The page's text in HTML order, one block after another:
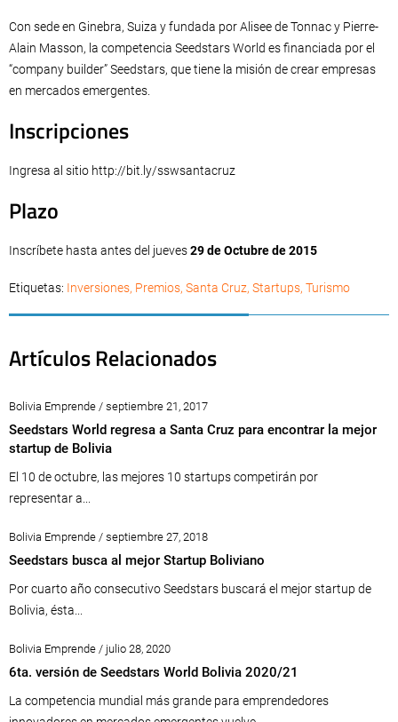
Con sede en Ginebra, Suiza y fundada por Alisee de Tonnac y Pierre-
Alain Masson, la competencia Seedstars World es financiada por el
“company builder” Seedstars, que tiene la misión de crear empresas
en mercados emergentes.
Inscripciones
Ingresa al sitio http://bit.ly/sswsantacruz
Plazo
Inscríbete hasta antes del jueves29 de Octubre de 2015
Etiquetas: Inversiones, Premios, Santa Cruz, Startups, Turismo
Artículos Relacionados
Bolivia Emprende / septiembre 21, 2017
Seedstars World regresa a Santa Cruz para encontrar la mejor
startup de Bolivia
El 10 de octubre, las mejores 10 startups competirán por
representar a...
Bolivia Emprende / septiembre 27, 2018
Seedstars busca al mejor Startup Boliviano
Por cuarto año consecutivo Seedstars buscará el mejor startup de
Bolivia, ésta...
Bolivia Emprende / julio 28, 2020
6ta. versión de Seedstars World Bolivia 2020/21
La competencia mundial más grande para emprendedores